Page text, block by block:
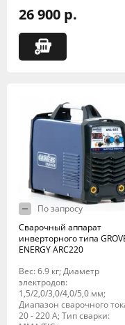
26 900 р.
По запросу
Сварочный аппарат
инверторного типа
ENERGY ARC220
Вес: 6.9 кг; Диаметр
электродов:
1,5/2,0/3,0/4,0/5,0 мм;
Диапазон сварочного
20 - 220 А; Тип сварки: